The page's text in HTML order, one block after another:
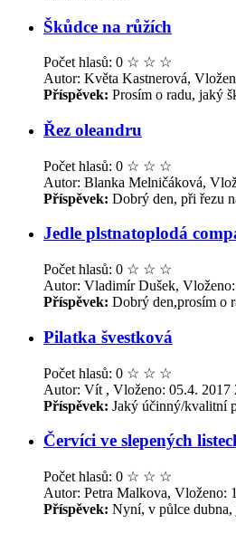
Škůdce na růžích
Počet hlasů: 0 ☆ ☆ ☆
Autor: Květa Kastnerová,
Příspěvek: Prosím o radu, jaký
Řez oleandru
Počet hlasů: 0 ☆ ☆ ☆
Autor: Blanka Melničáková,
Příspěvek: Dobrý den, při řezu
Jedle plstnatoplodá
Počet hlasů: 0 ☆ ☆ ☆
Autor: Vladimír Dušek,
Příspěvek: Dobrý den,prosím o
Pilatka švestková
Počet hlasů: 0 ☆ ☆ ☆
Autor: Vít , Vloženo: 05.4. 2017
Příspěvek: Jaký účinný/kvalitní
Červíci ve slepených
Počet hlasů: 0 ☆ ☆ ☆
Autor: Petra Malkova, Vloženo:
Příspěvek: Nyní, v půlce dubna,